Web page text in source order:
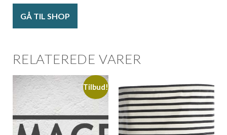
GÅ TIL SHOP
RELATEREDE VARER
Tilbud!